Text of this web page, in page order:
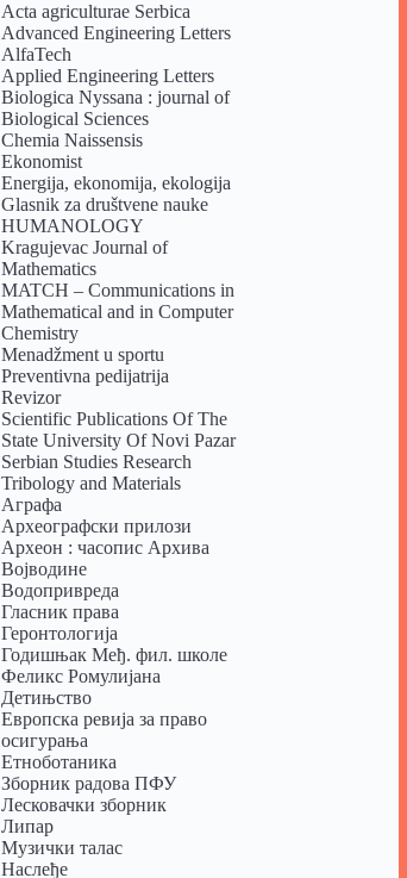
Acta agriculturae Serbica
Advanced Engineering Letters
AlfaTech
Applied Engineering Letters
Biologica Nyssana : journal of
Biological Sciences
Chemia Naissensis
Ekonomist
Energija, ekonomija, ekologija
Glasnik za društvene nauke
HUMANOLOGY
Kragujevac Journal of
Mathematics
MATCH – Communications in
Mathematical and in Computer
Chemistry
Menadžment u sportu
Preventivna pedijatrija
Revizor
Scientific Publications Of The
State University Of Novi Pazar
Serbian Studies Research
Tribology and Materials
Аграфа
Археографски прилози
Археон : часопис Архива
Војводине
Водопривреда
Гласник права
Геронтологија
Годишњак Међ. фил. школе
Феликс Ромулијана
Детињство
Европска ревија за право
осигурања
Eтноботаника
Зборник радова ПФУ
Лесковачки зборник
Липар
Музички талас
Наслеђе